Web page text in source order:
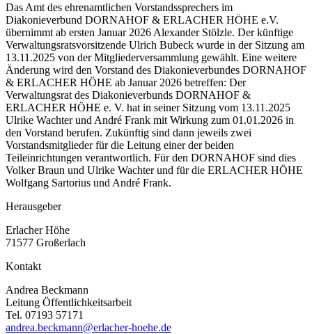
Das Amt des ehrenamtlichen Vorstandssprechers im
Diakonieverbund DORNAHOF & ERLACHER HÖHE e.V.
übernimmt ab ersten Januar 2026 Alexander Stölzle. Der künftige
Verwaltungsratsvorsitzende Ulrich Bubeck wurde in der Sitzung am
13.11.2025 von der Mitgliederversammlung gewählt. Eine weitere
Änderung wird den Vorstand des Diakonieverbundes DORNAHOF
& ERLACHER HÖHE ab Januar 2026 betreffen: Der
Verwaltungsrat des Diakonieverbunds DORNAHOF &
ERLACHER HÖHE e. V. hat in seiner Sitzung vom 13.11.2025
Ulrike Wachter und André Frank mit Wirkung zum 01.01.2026 in
den Vorstand berufen. Zukünftig sind dann jeweils zwei
Vorstandsmitglieder für die Leitung einer der beiden
Teileinrichtungen verantwortlich. Für den DORNAHOF sind dies
Volker Braun und Ulrike Wachter und für die ERLACHER HÖHE
Wolfgang Sartorius und André Frank.
Herausgeber
Erlacher Höhe
71577 Großerlach
Kontakt
Andrea Beckmann
Leitung Öffentlichkeitsarbeit
Tel. 07193 57171
andrea.beckmann@erlacher-hoehe.de